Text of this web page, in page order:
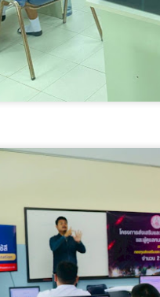
ในสภาวะเศรษฐกิจปัจจุบันที่หล
ตอกย้ำบทบาทการเป็นที่ปรึกษา
ภายในงานจะมีการให้บริการค
• ใ
เดียวกัน
บทความเกี่ยวกับ mr.big อัปเด
ไฮไลท์์​ที่นอนที่ดีอาจไม่ใช่ที่นอน
ของแต่ละคน​ คนที่มีรูปร่าง น้ำห
มีการรองรับที่แตกต่างกัน​ รู้จักแ
เวลาซื้อรองเท้า เรามักเลือกตา
สายตาก่อนเลือกเลนส์ แต่เมื่อ
แผนส่งเสริมคุณธรร
คุณธรรมอย่างยั่งยืน
ศน. ร่วมกับเครือข่าย 25 จังหวั
แห่งชาติ ระยะที่ 3 มุ่งสู่สังคมคุณ
เมื่อวันที่ 17 กรกฎาคม 2569 เว
กระทรวงวัฒนธรรม ในฐานะสำ
คุณธรรมแห่งชาติ จัดประชุมเชิง
ปฏิบัติการด้านการส่งเสริมคุณธร